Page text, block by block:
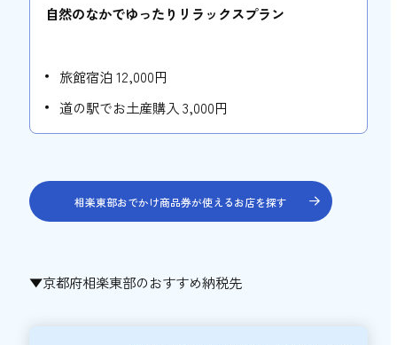
自然のなかでゆったりリラックスプラン
旅館宿泊 12,000円
道の駅でお土産購入 3,000円
相楽東部おでかけ商品券が使えるお店を探す
▼京都府相楽東部のおすすめ納税先